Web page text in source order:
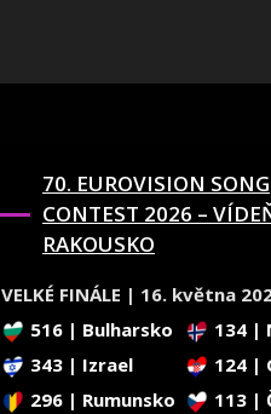
70. EUROVISION SONG
CONTEST 2026 –
RAKOUSKO
VELKÉ FINÁLE | 16. května
516 | Bulharsko
134 |
343 | Izrael
124 |
296 | Rumunsko
113 |